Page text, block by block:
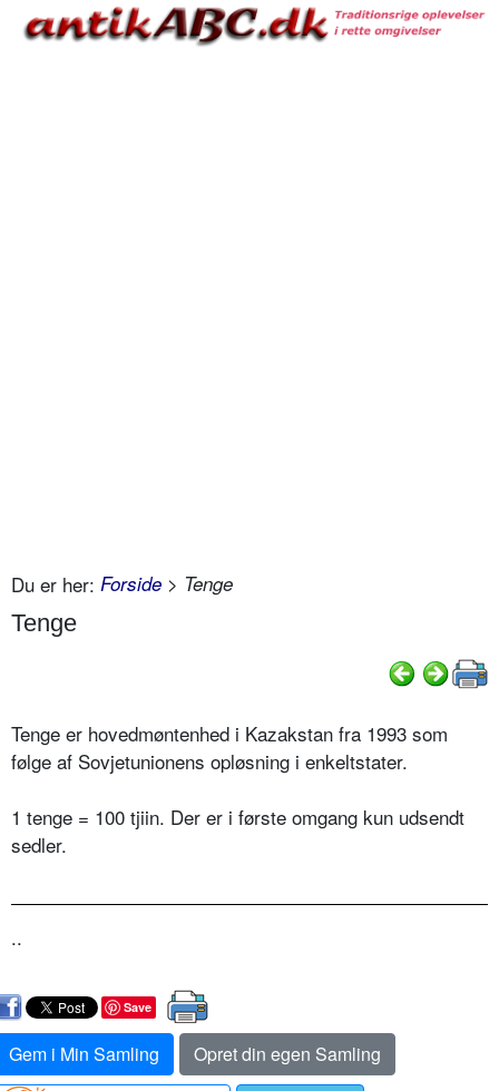
Du er her: Forside > Tenge
Tenge
Tenge er hovedmøntenhed i Kazakstan fra 1993 som
følge af Sovjetunionens opløsning i enkeltstater.
1 tenge = 100 tjiin. Der er i første omgang kun udsendt
sedler.
..
Save
Gem i Min Samling
Opret din egen Samling